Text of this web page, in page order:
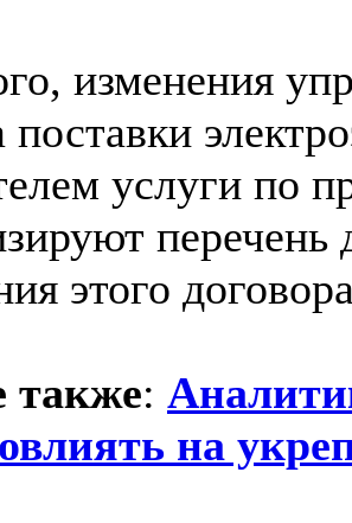
изменения
поставки
услуги по
этого
также:
на